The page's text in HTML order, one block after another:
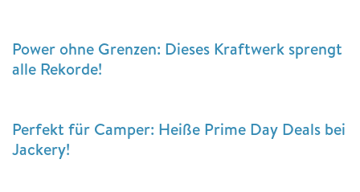
Power ohne Grenzen: Dieses Kraftwerk sprengt
alle Rekorde!
Perfekt für Camper: Heiße Prime Day Deals bei
Jackery!